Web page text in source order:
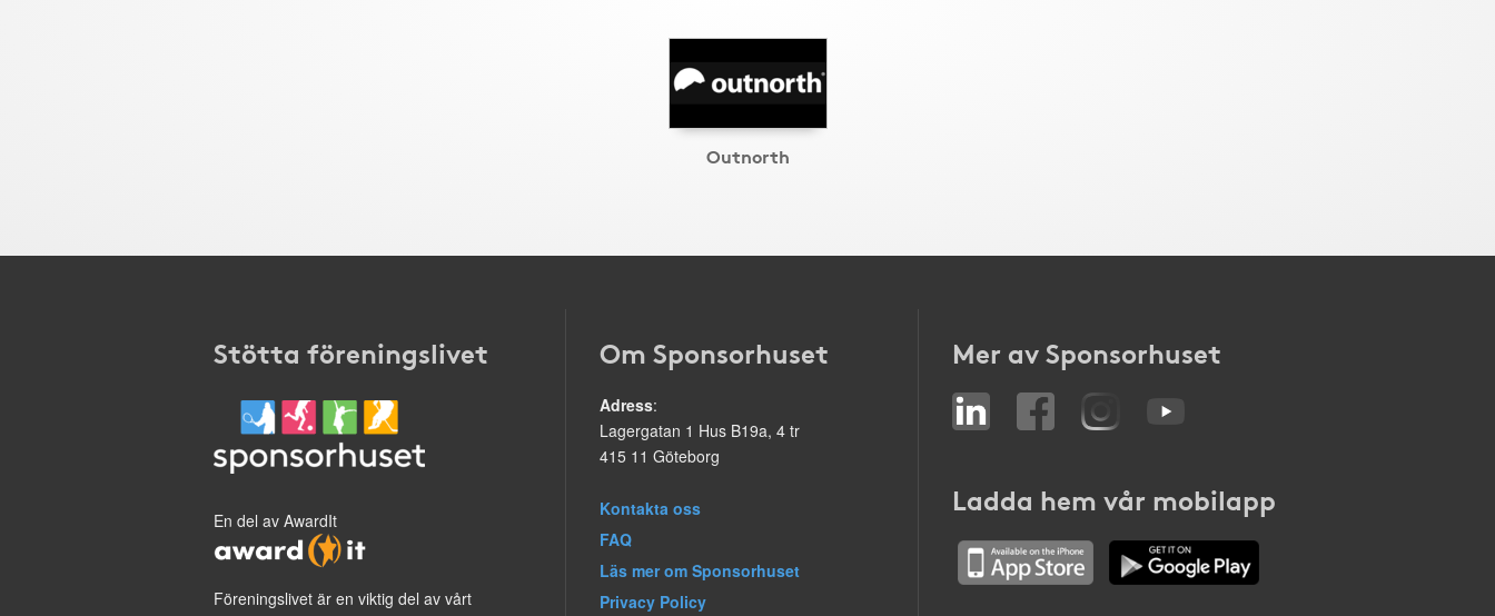
Outnorth
Stötta föreningslivet
En del av AwardIt
Föreningslivet är en viktig del av vårt
Om Sponsorhuset
Adress:
Lagergatan 1 Hus B19a, 4 tr
415 11 Göteborg
Kontakta oss
FAQ
Läs mer om Sponsorhuset
Privacy Policy
Mer av Sponsorhuset
Ladda hem vår mobilapp